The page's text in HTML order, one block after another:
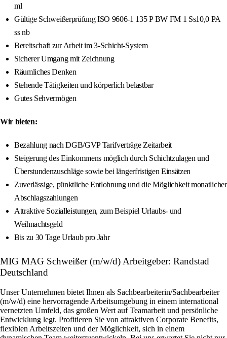
ml
Gültige Schweißerprüfung ISO 9606-1 135 P BW FM 1 Ss10,0 PA
ss nb
Bereitschaft zur Arbeit im 3-Schicht-System
Sicherer Umgang mit Zeichnung
Räumliches Denken
Stehende Tätigkeiten und körperlich belastbar
Gutes Sehvermögen
Wir bieten:
Bezahlung nach DGB/GVP Tarifverträge Zeitarbeit
Steigerung des Einkommens möglich durch Schichtzulagen und
Überstundenzuschläge sowie bei längerfristigen Einsätzen
Zuverlässige, pünktliche Entlohnung und die Möglichkeit monatlicher
Abschlagszahlungen
Attraktive Sozialleistungen, zum Beispiel Urlaubs- und
Weihnachtsgeld
Bis zu 30 Tage Urlaub pro Jahr
MIG MAG Schweißer (m/w/d) Arbeitgeber: Randstad
Deutschland
Unser Unternehmen bietet Ihnen als Sachbearbeiterin/Sachbearbeiter
(m/w/d) eine hervorragende Arbeitsumgebung in einem international
vernetzten Umfeld, das großen Wert auf Teamarbeit und persönliche
Entwicklung legt. Profitieren Sie von attraktiven Corporate Benefits,
flexiblen Arbeitszeiten und der Möglichkeit, sich in einem